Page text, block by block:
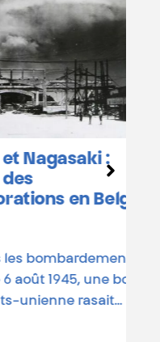
:
Belgique
une bombe
rasait…